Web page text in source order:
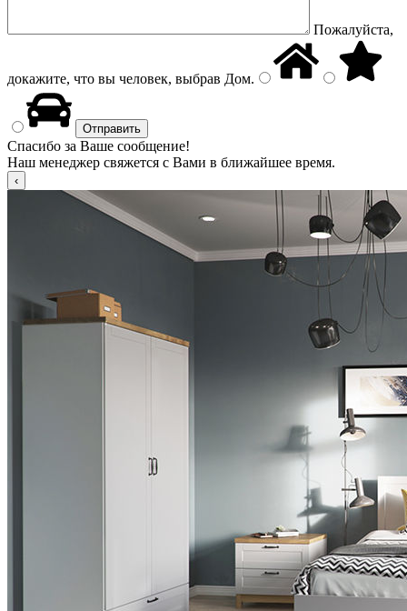
Пожалуйста,
докажите, что вы человек, выбрав Дом.
Спасибо за Ваше сообщение!
Наш менеджер свяжется с Вами в ближайшее время.